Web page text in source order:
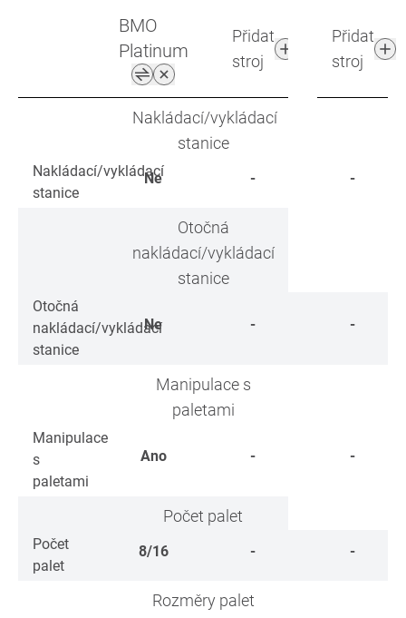
BMO
Platinum
Přidat
stroj
Přidat
stroj
Nakládací/vykládací
stanice
Nakládací/vykládací
stanice
Ne - -
Otočná
nakládací/vykládací
stanice
Otočná
nakládací/vykládací
stanice
Ne - -
Manipulace s
paletami
Manipulace
s
paletami
Ano - -
Počet palet
Počet
palet
8/16 - -
Rozměry palet